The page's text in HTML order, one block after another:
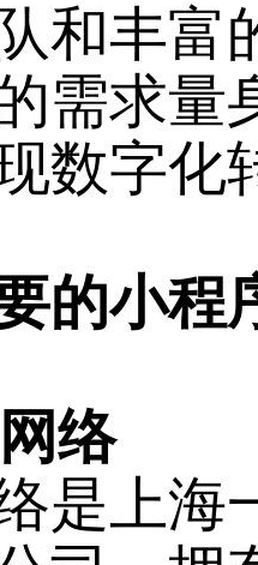
和丰富
需求量
数字化
的小程
络
是上海